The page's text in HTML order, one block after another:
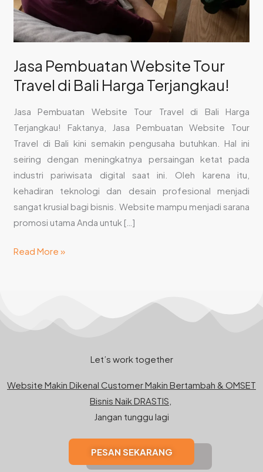
Jasa Pembuatan Website Tour
Travel di Bali Harga Terjangkau!
Jasa Pembuatan Website Tour Travel di Bali Harga
Terjangkau! Faktanya, Jasa Pembuatan Website Tour
Travel di Bali kini semakin pengusaha butuhkan. Hal ini
seiring dengan meningkatnya persaingan ketat pada
industri pariwisata digital saat ini. Oleh karena itu,
kehadiran teknologi dan desain profesional menjadi
sangat krusial bagi bisnis. Website mampu menjadi sarana
promosi utama Anda untuk […]
Terjangkau!
Read More »
Let’s work together
Website Makin Dikenal Customer Makin Bertambah & OMSET
Bisnis Naik DRASTIS,
Jangan tunggu lagi
PESAN SEKARANG